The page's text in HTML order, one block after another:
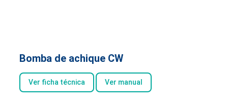
Bomba de achique CW
Ver ficha técnica Ver manual